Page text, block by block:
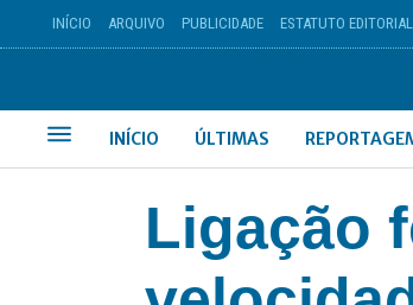
INÍCIO ARQUIVO PUBLICIDADE ESTATUTO EDITORIAL
INÍCIO ÚLTIMAS
Ligação